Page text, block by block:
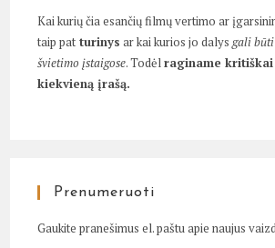
Kai kurių čia esančių filmų vertimo ar
taip pat turinys ar kai kurios jo dalysgali
švietimo įstaigose. Todėlraginame
kiekvieną įrašą.
Prenumeruoti
Gaukite pranešimus el. paštu apie naujus